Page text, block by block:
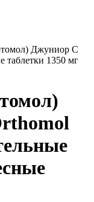
Джуниор С
таблетки 1350 мг